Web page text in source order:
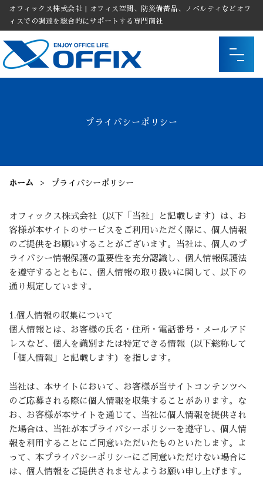
オフィックス株式会社 | オフィス空間、防災備蓄品、ノベルティなどオフ
ィスでの調達を総合的にサポートする専門商社
プライバシーポリシー
ホーム プライバシーポリシー
オフィックス株式会社（以下「当社」と記載します）は、お
客様が本サイトのサービスをご利用いただく際に、個人情報
のご提供をお願いすることがございます。当社は、個人のプ
ライバシー情報保護の重要性を充分認識し、個人情報保護法
を遵守するとともに、個人情報の取り扱いに関して、以下の
通り規定しています。
1.個人情報の収集について
個人情報とは、お客様の氏名・住所・電話番号・メールアド
レスなど、個人を識別または特定できる情報（以下総称して
「個人情報」と記載します）を指します。
当社は、本サイトにおいて、お客様が当サイトコンテンツへ
のご応募される際に個人情報を収集することがあります。な
お、お客様が本サイトを通じて、当社に個人情報を提供され
た場合は、当社が本プライバシーポリシーを遵守し、個人情
報を利用することにご同意いただいたものといたします。よ
って、本プライバシーポリシーにご同意いただけない場合に
は、個人情報をご提供されませんようお願い申し上げます。